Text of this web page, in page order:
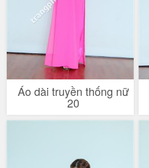
Áo dài truyền thống nữ
20